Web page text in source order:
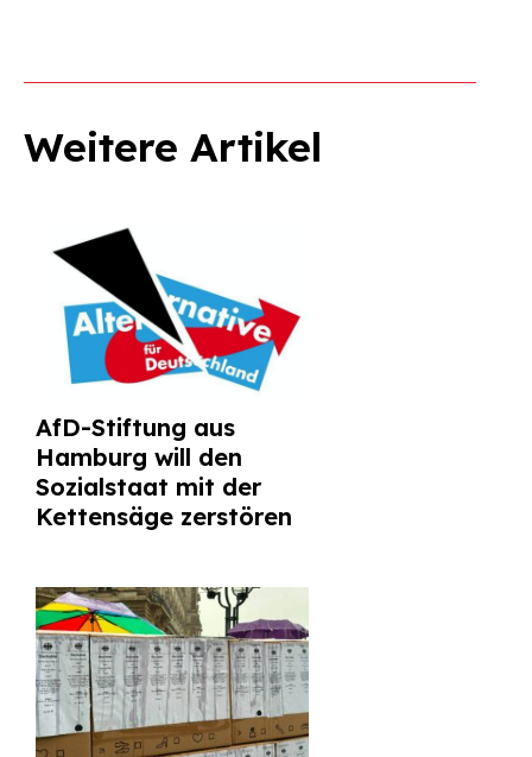
Weitere Artikel
AfD-Stiftung aus
Hamburg will den
Sozialstaat mit der
Kettensäge zerstören